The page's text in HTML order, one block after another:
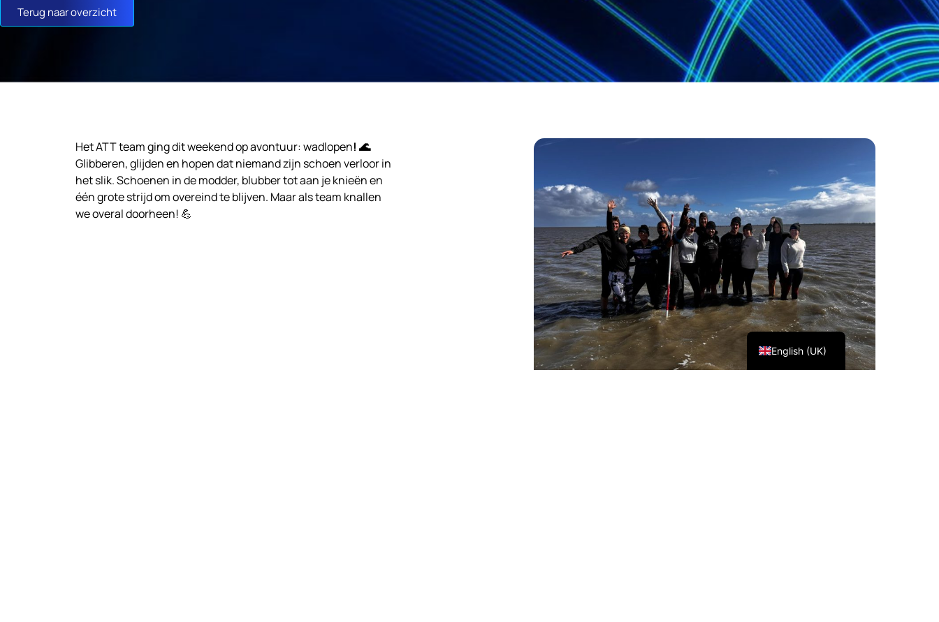
Terug naar overzicht
Het ATT team ging dit weekend op avontuur: wadlopen! 🌊
Glibberen, glijden en hopen dat niemand zijn schoen verloor in
het slik. Schoenen in de modder, blubber tot aan je knieën en
één grote strijd om overeind te blijven. Maar als team knallen
we overal doorheen! 💪
English (UK)
Nederlands